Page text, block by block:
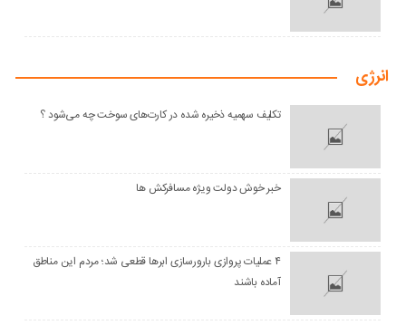
انرژی
تکلیف سهمیه ذخیره شده در کارت‌های سوخت چه می‌شود ؟
خبر خوش دولت ویژه مسافرکش‌ ها
۴ عملیات پروازی بارورسازی ابرها قطعی شد؛ مردم این مناطق
آماده باشند